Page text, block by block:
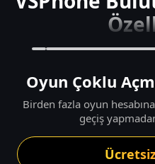
Oyun Çoklu
Birden fazla oyun
geçiş